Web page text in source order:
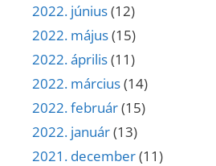
2022. június(12)
2022. május(15)
2022. április(11)
2022. március(14)
2022. február(15)
2022. január(13)
2021. december(11)